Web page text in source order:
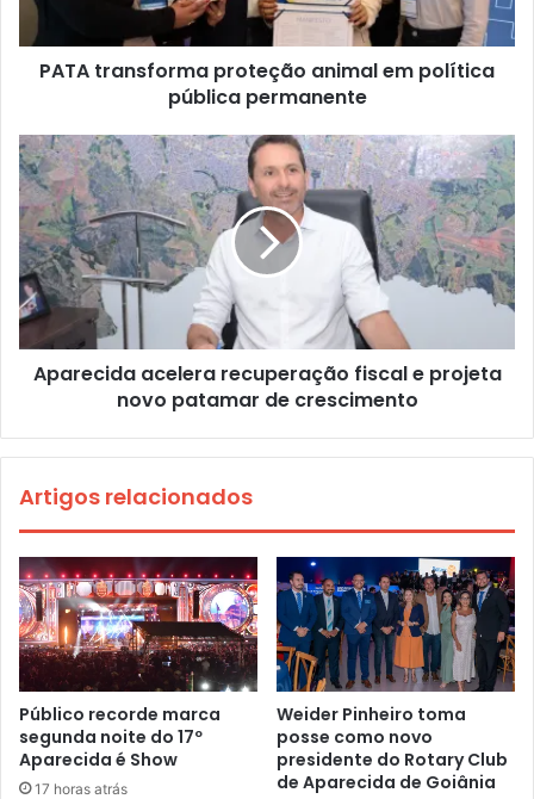
PATA transforma proteção animal em política
pública permanente
Aparecida acelera recuperação fiscal e projeta
novo patamar de crescimento
Artigos relacionados
Público recorde marca
segunda noite do 17º
Aparecida é Show
17 horas atrás
Weider Pinheiro toma
posse como novo
presidente do Rotary Club
de Aparecida de Goiânia